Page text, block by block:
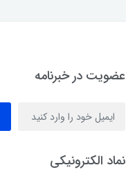
عضویت در خبرنامه
نماد الکترونیکی